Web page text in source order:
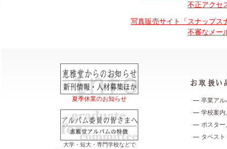
不正アクセ
写真販売サイト「スナップス
不審なメー
夏季休業のお知らせ
大学・短大・専門学校などで
卒業アル
学校案内
ポスター
タペス